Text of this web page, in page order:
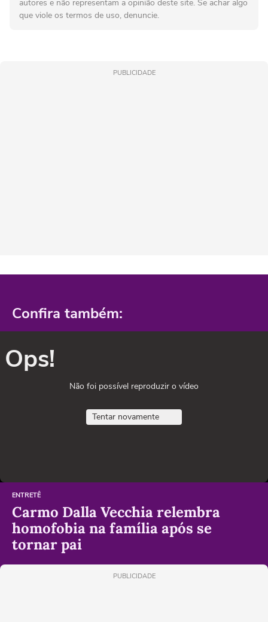
autores e não representam a opinião deste site. Se achar algo
que viole os termos de uso, denuncie.
PUBLICIDADE
Confira também:
Ops!
Não foi possível reproduzir o vídeo
Tentar novamente
ENTRETÊ
Carmo Dalla Vecchia relembra
homofobia na família após se
tornar pai
PUBLICIDADE